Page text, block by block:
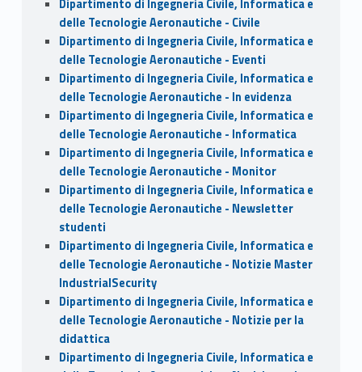
Dipartimento di Ingegneria Civile, Informatica e
delle Tecnologie Aeronautiche - Civile
Dipartimento di Ingegneria Civile, Informatica e
delle Tecnologie Aeronautiche - Eventi
Dipartimento di Ingegneria Civile, Informatica e
delle Tecnologie Aeronautiche - In evidenza
Dipartimento di Ingegneria Civile, Informatica e
delle Tecnologie Aeronautiche - Informatica
Dipartimento di Ingegneria Civile, Informatica e
delle Tecnologie Aeronautiche - Monitor
Dipartimento di Ingegneria Civile, Informatica e
delle Tecnologie Aeronautiche - Newsletter
studenti
Dipartimento di Ingegneria Civile, Informatica e
delle Tecnologie Aeronautiche - Notizie Master
IndustrialSecurity
Dipartimento di Ingegneria Civile, Informatica e
delle Tecnologie Aeronautiche - Notizie per la
didattica
Dipartimento di Ingegneria Civile, Informatica e